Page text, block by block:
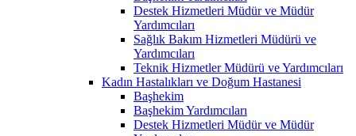
Destek Hizmetleri Müdür ve Müdür
Yardımcıları
Sağlık Bakım Hizmetleri Müdürü ve
Yardımcıları
Teknik Hizmetler Müdürü ve Yardımcıları
Kadın Hastalıkları ve Doğum Hastanesi
Başhekim
Başhekim Yardımcıları
Destek Hizmetleri Müdür ve Müdür